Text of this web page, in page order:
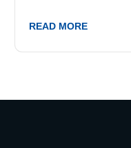
READ MORE